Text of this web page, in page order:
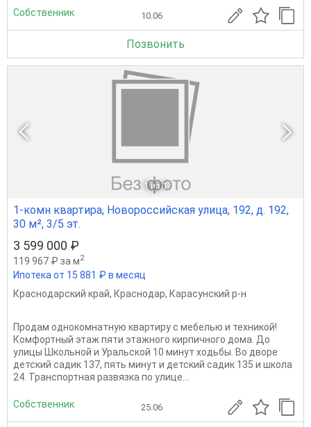
Собственник 10.06
Позвонить
1 из 1
1-комн квартира, Новороссийская улица, 192, д. 192,
30 м², 3/5 эт.
3 599 000 ₽
119 967 ₽ за м2
Ипотека от 15 881 ₽ в месяц
Краснодарский край, Краснодар, Карасунский р-н
Продам однокомнатную квартиру с мебелью и техникой!
Комфортный этаж пяти этажного кирпичного дома. До
улицы Школьной и Уральской 10 минут ходьбы. Во дворе
детский садик 137, пять минут и детский садик 135 и школа
24. Транспортная развязка по улице...
Собственник 25.06